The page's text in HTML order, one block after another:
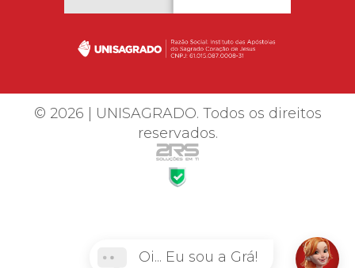
© 2026 | UNISAGRADO. Todos os direitos
reservados.
Oi... Eu sou a Grá!